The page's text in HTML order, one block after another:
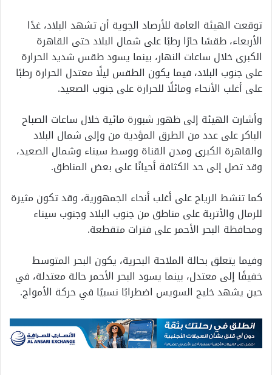
توقعت الهيئة العامة للأرصاد الجوية أن تشهد البلاد، غدًا
الأربعاء، طقسًا حارًا رطبًا على شمال البلاد حتى القاهرة
الكبرى خلال ساعات النهار، بينما يسود طقس شديد الحرارة
على جنوب البلاد، فيما يكون الطقس ليلًا معتدل الحرارة رطبًا
على أغلب الأنحاء ومائلًا للحرارة على جنوب الصعيد.
وأشارت الهيئة إلى ظهور شبورة مائية خلال ساعات الصباح
الباكر على عدد من الطرق المؤدية من وإلى شمال البلاد
والقاهرة الكبرى ومدن القناة ووسط سيناء وشمال الصعيد،
وقد تصل إلى حد الكثافة أحيانًا على بعض المناطق.
كما تنشط الرياح على أغلب أنحاء الجمهورية، وقد تكون مثيرة
للرمال والأتربة على مناطق من جنوب البلاد وجنوب سيناء
ومحافظة البحر الأحمر على فترات متقطعة.
وفيما يتعلق بحالة الملاحة البحرية، يكون البحر المتوسط
خفيفًا إلى معتدل، بينما يسود البحر الأحمر حالة معتدلة، في
حين يشهد خليج السويس اضطرابًا نسبيًا في حركة الأمواج.